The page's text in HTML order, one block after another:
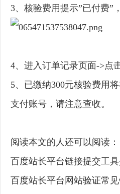
3、核验费用提示”已付费”
4、进入订单记录页面->点
5、已缴纳300元核验费用
支付账号，请注意查收。
阅读本文的人还可以阅读：
百度站长平台链接提交工
百度站长平台网站验证常